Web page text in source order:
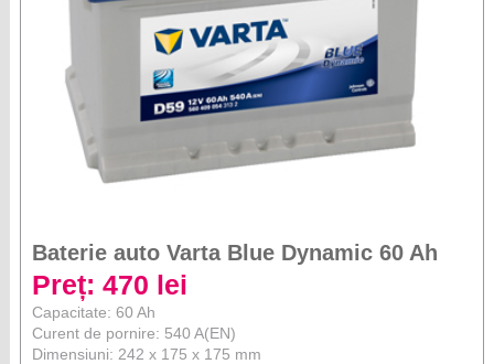
Baterie auto Varta Blue Dynamic 60 Ah
Preț: 470 lei
Capacitate: 60 Ah
Curent de pornire: 540 A(EN)
Dimensiuni: 242 x 175 x 175 mm